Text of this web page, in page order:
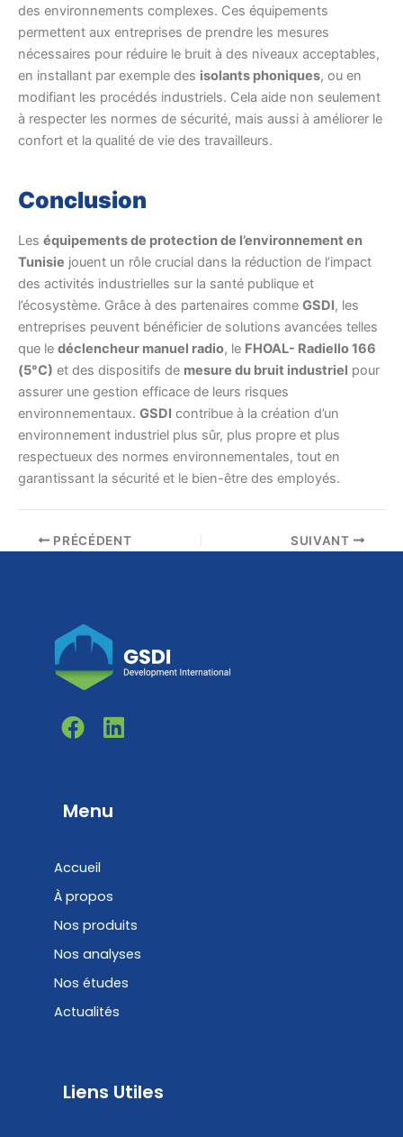
des environnements complexes. Ces équipements
permettent aux entreprises de prendre les mesures
nécessaires pour réduire le bruit à des niveaux acceptables,
en installant par exemple des isolants phoniques, ou en
modifiant les procédés industriels. Cela aide non seulement
à respecter les normes de sécurité, mais aussi à améliorer le
confort et la qualité de vie des travailleurs.
Conclusion
Les équipements de protection de l’environnement en
Tunisie jouent un rôle crucial dans la réduction de l’impact
des activités industrielles sur la santé publique et
l’écosystème. Grâce à des partenaires comme GSDI, les
entreprises peuvent bénéficier de solutions avancées telles
que le déclencheur manuel radio, le FHOAL- Radiello 166
(5°C) et des dispositifs de mesure du bruit industriel pour
assurer une gestion efficace de leurs risques
environnementaux. GSDI contribue à la création d’un
environnement industriel plus sûr, plus propre et plus
respectueux des normes environnementales, tout en
garantissant la sécurité et le bien-être des employés.
PRÉCÉDENT SUIVANT
F
a
b
o
L
i
e
Menu
Accueil
À propos
Nos produits
Nos analyses
Nos études
Actualités
Liens Utiles